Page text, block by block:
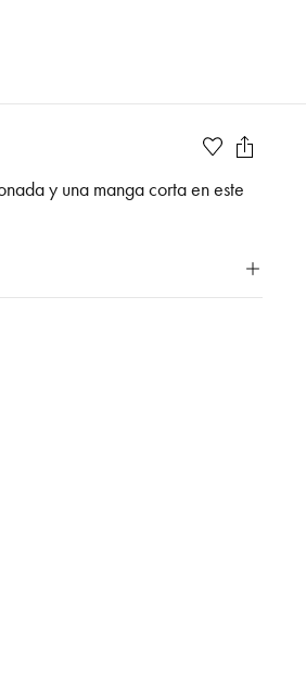
y una manga corta en este